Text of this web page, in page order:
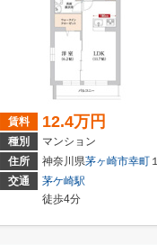
賃料 12.4万円
種別
マンション
住所
神奈川県茅ヶ崎市幸町 １９-３５
交通
茅ケ崎駅
徒歩4分